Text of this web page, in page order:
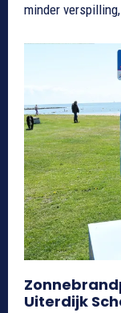
minder
Uiterdijk